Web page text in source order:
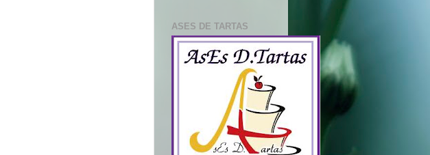
ASES DE TARTAS